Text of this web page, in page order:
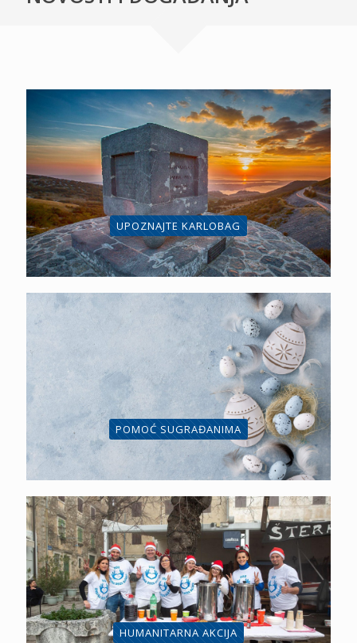
UPOZNAJTE KARLOBAG
POMOĆ SUGRAĐANIMA
HUMANITARNA AKCIJA